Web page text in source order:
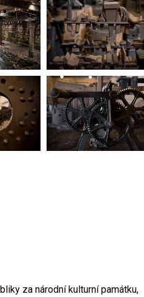
za národní kulturní památku,